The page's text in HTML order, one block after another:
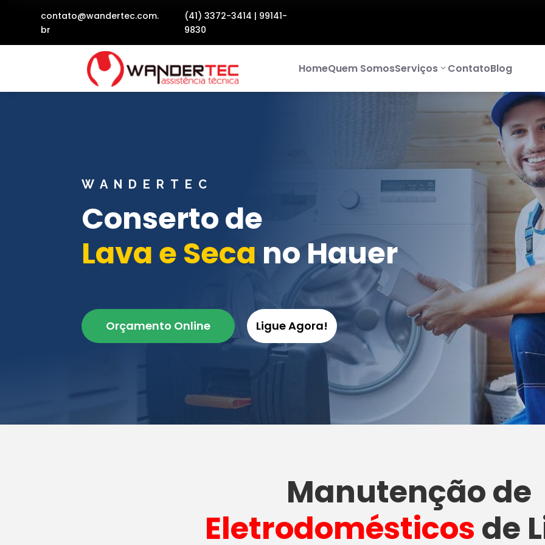
contato@wandertec.com.
br
(41) 3372-3414 | 99141-
9830
HomeQuem SomosServiços ContatoBlog
WANDERTEC
Conserto de
Lava e Seca no Hauer
Orçamento Online Ligue Agora!
Manutençãode
Eletrodomésticos de